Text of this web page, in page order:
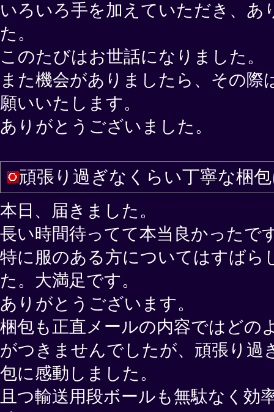
いろいろ手を加えていただき、あ
た。
このたびはお世話になりました。
また機会がありましたら、その際
願いいたします。
ありがとうございました。
頑張り過ぎなくらい丁寧な梱
本日、届きました。
長い時間待ってて本当良かったで
特に服のある方についてはすばら
た。大満足です。
ありがとうございます。
梱包も正直メールの内容ではどの
がつきませんでしたが、頑張り過
包に感動しました。
且つ輸送用段ボールも無駄なく効